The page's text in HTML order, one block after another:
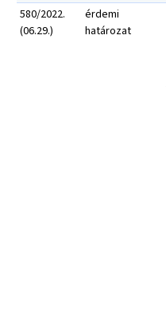
580/2022.
(06.29.)
érdemi
határozat